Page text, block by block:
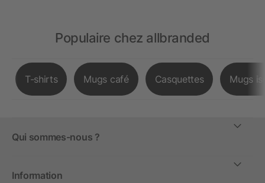
Populaire chez allbranded
T-shirts Mugs café Casquettes Mugs
Qui sommes-nous ?
Information